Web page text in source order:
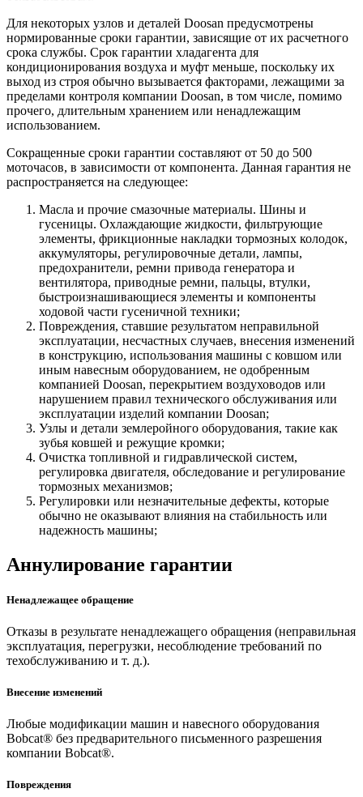
Для некоторых узлов и деталей Doosan предусмотрены
нормированные сроки гарантии, зависящие от их расчетного
срока службы. Срок гарантии хладагента для
кондиционирования воздуха и муфт меньше, поскольку их
выход из строя обычно вызывается факторами, лежащими за
пределами контроля компании Doosan, в том числе, помимо
прочего, длительным хранением или ненадлежащим
использованием.
Сокращенные сроки гарантии составляют от 50 до 500
моточасов, в зависимости от компонента. Данная гарантия не
распространяется на следующее:
Масла и прочие смазочные материалы. Шины и
гусеницы. Охлаждающие жидкости, фильтрующие
элементы, фрикционные накладки тормозных колодок,
аккумуляторы, регулировочные детали, лампы,
предохранители, ремни привода генератора и
вентилятора, приводные ремни, пальцы, втулки,
быстроизнашивающиеся элементы и компоненты
ходовой части гусеничной техники;
Повреждения, ставшие результатом неправильной
эксплуатации, несчастных случаев, внесения изменений
в конструкцию, использования машины с ковшом или
иным навесным оборудованием, не одобренным
компанией Doosan, перекрытием воздуховодов или
нарушением правил технического обслуживания или
эксплуатации изделий компании Doosan;
Узлы и детали землеройного оборудования, такие как
зубья ковшей и режущие кромки;
Очистка топливной и гидравлической систем,
регулировка двигателя, обследование и регулирование
тормозных механизмов;
Регулировки или незначительные дефекты, которые
обычно не оказывают влияния на стабильность или
надежность машины;
Аннулирование гарантии
Ненадлежащее обращение
Отказы в результате ненадлежащего обращения (неправильная
эксплуатация, перегрузки, несоблюдение требований по
техобслуживанию и т. д.).
Внесение изменений
Любые модификации машин и навесного оборудования
Bobcat® без предварительного письменного разрешения
компании Bobcat®.
Повреждения